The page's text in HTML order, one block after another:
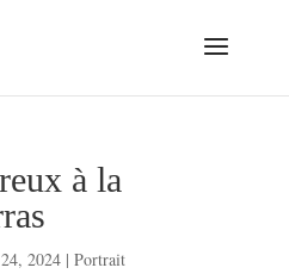
à la
2024| Portrait